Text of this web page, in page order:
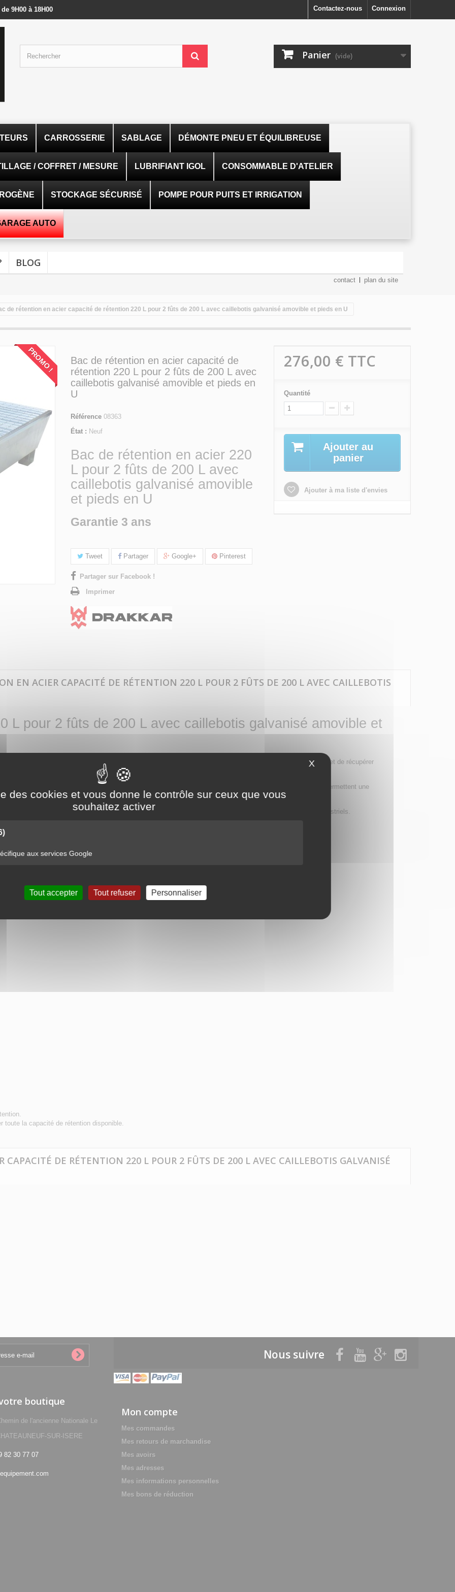
des cookies et vous donne le contrôle sur ceux que vous
souhaitez activer
aux services Google
Tout accepter Tout refuser Personnaliser
X Masquer le bandeau des cookies
Connexion
Contactez-nous
9H00 à 18H00
Panier (vide)
CARROSSERIE SABLAGE DÉMONTE PNEU ET ÉQUILIBREUSE
/ COFFRET / MESURE LUBRIFIANT IGOL CONSOMMABLE D'ATELIER
STOCKAGE SÉCURISÉ POMPE POUR PUITS ET IRRIGATION
AUTO
BLOG
contact plan du site
de rétention en acier capacité de rétention 220 L pour 2 fûts de 200 L avec caillebotis galvanisé amovible et pieds en U
PROMO !
Bac de rétention en acier capacité de
rétention 220 L pour 2 fûts de 200 L avec
caillebotis galvanisé amovible et pieds en
U
Référence 08363
État : Neuf
Bac de rétention en acier 220
L pour 2 fûts de 200 L avec
caillebotis galvanisé amovible
et pieds en U
Garantie 3 ans
Tweet Partager Google+ Pinterest
Partager sur Facebook !
Imprimer
276,00 € TTC
Quantité
Ajouter au
panier
Ajouter à ma liste d'envies
EN ACIER CAPACITÉ DE RÉTENTION 220 L POUR 2 FÛTS DE 200 L AVEC CAILLEBOTIS
L pour 2 fûts de 200 L avec caillebotis galvanisé amovible et
deux fûts de 200 litres
contenant des huiles, carburants ou autres liquides industriels. Il permet de récupérer
les sols et de sécuriser les zones de stockage.
permettent une
adapté.
, ce bac constitue une solution robuste pour les ateliers, garages, entrepôts et sites industriels.
toute la capacité de rétention disponible.
CAPACITÉ DE RÉTENTION 220 L POUR 2 FÛTS DE 200 L AVEC CAILLEBOTIS GALVANISÉ
Nous suivre
boutique
de l'ancienne Nationale Le
SUR-ISERE
82 30 77 07
Mon compte
Mes commandes
Mes retours de marchandise
Mes avoirs
Mes adresses
Mes informations personnelles
Mes bons de réduction